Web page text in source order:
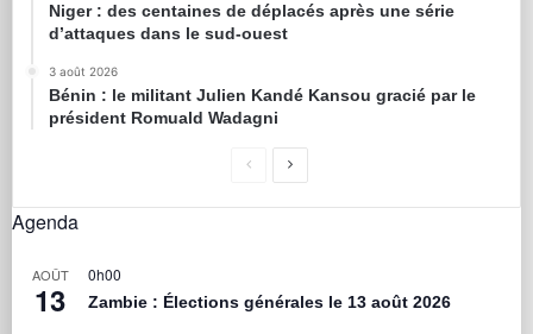
Niger : des centaines de déplacés après une série
d’attaques dans le sud-ouest
3 août 2026
Bénin : le militant Julien Kandé Kansou gracié par le
président Romuald Wadagni
Agenda
AOÛT
13
0h00
Zambie : Élections générales le 13 août 2026